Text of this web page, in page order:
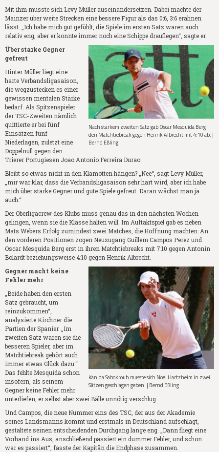
Mit ihm musste sich Levy Müller auseinandersetzen. Dabei machte der
Mainzer über weite Strecken eine bessere Figur als das 0:6, 3:6 erahnen
lässt. „Ich habe mich gut gefühlt, die Spiele im ersten Satz waren auch
relativ eng, aber er konnte immer noch eine Schippe drauflegen“, sagte er.
Nach starkem zweiten Satz gab Oscar Mesquida Berg
den Matchtiebreak gegen Henrik Albrecht mit 4:10 ab. |
Bernd Eßling
Über starke Gegner
gefreut
Hinter Müller liegt eine
harte Verbandsligasaison,
die wegzustecken es einer
gewissen mentalen Stärke
bedarf. Als Spitzenspieler
der TSC-Zweiten nämlich
quittierte er bei fünf
Einsätzen fünf
Niederlagen, zuletzt eine
Doppelnull gegen den
Trierer Portugiesen Joao Antonio Ferreira Durao.
Bleibt so etwas nicht in den Klamotten hängen? „Nee“, sagt Levy Müller,
„mir war klar, dass die Verbandsligasaison sehr hart wird, aber ich habe
mich über starke Gegner und gute Spiele gefreut. Daran wächst man ja
auch.“
Der Oberligacrew des Klubs muss genau das in den nächsten Wochen
gelingen, wenn sie die Klasse halten will. Im Auftaktspiel gab es neben
Mats Webers Erfolg zumindest zwei Matches, die Hoffnung machten: An
den vorderen Positionen zogen Neuzugang Guillem Campos Perez und
Oscar Mesquida Berg erst in ihren Matchtiebreaks mit 7:10 gegen Antonin
Bolardt beziehungsweise 4:10 gegen Henrik Albrecht.
Kanida Sabokrouh musste sich Noel Hartzheim in zwei
Sätzen geschlagen geben. | Bernd Eßling
Gegner macht keine
Fehler mehr
„Beide haben den ersten
Satz gebraucht, um
reinzukommen“,
analysierte Kirchner die
Partien der Spanier. „Im
zweiten Satz waren sie die
besseren Spieler, aber im
Matchtiebreak gehört auch
immer etwas Glück dazu.“
Das fehlte Mesquida schon
insofern, als seinem
Gegner keine Fehler mehr
unterliefen, er selbst aber zwei Bälle unnötig verschlug.
Und Campos, die neue Nummer eins des TSC, der aus der Akademie
seines Landsmanns kommt und erstmals in Deutschland aufschlägt,
gestaltete seinen entscheidenden Durchgang lange eng. „Dann fliegt eine
Vorhand ins Aus, anschließend passiert ein dummer Fehler, und schon
war es passiert“, fasste der Kapitän die Endphase zusammen.